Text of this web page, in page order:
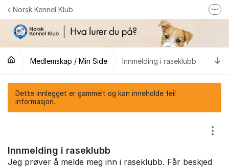
Gå til innhold
Norsk Kennel Klub
Følg oss på Facebook
Følg oss på Instagram
NKK-butikken
Tilbake til NKKs nettsider
Medlemskap / Min Side Innmelding i raseklubb
Dette innlegget er gammelt og kan inneholde feil
informasjon.
Innmelding i raseklubb
Vis/
Jeg prøver å melde meg inn i raseklubb. Får beskjed